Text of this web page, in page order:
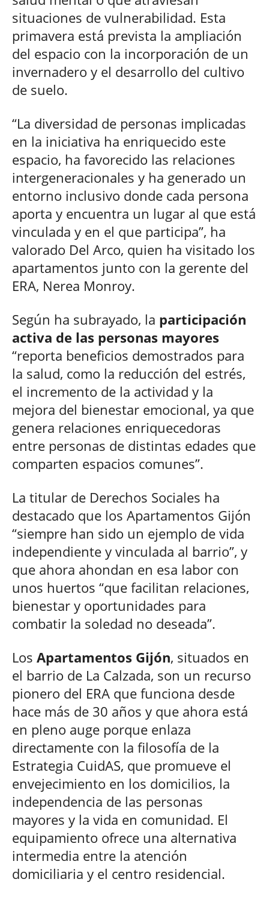
situaciones de vulnerabilidad. Esta
primavera está prevista la ampliación
del espacio con la incorporación de un
invernadero y el desarrollo del cultivo
de suelo.
“La diversidad de personas implicadas
en la iniciativa ha enriquecido este
espacio, ha favorecido las relaciones
intergeneracionales y ha generado un
entorno inclusivo donde cada persona
aporta y encuentra un lugar al que está
vinculada y en el que participa”, ha
valorado Del Arco, quien ha visitado los
apartamentos junto con la gerente del
ERA, Nerea Monroy.
Según ha subrayado, la participación
activa de las personas mayores
“reporta beneficios demostrados para
la salud, como la reducción del estrés,
el incremento de la actividad y la
mejora del bienestar emocional, ya que
genera relaciones enriquecedoras
entre personas de distintas edades que
comparten espacios comunes”.
La titular de Derechos Sociales ha
destacado que los Apartamentos Gijón
“siempre han sido un ejemplo de vida
independiente y vinculada al barrio”, y
que ahora ahondan en esa labor con
unos huertos “que facilitan relaciones,
bienestar y oportunidades para
combatir la soledad no deseada”.
Los Apartamentos Gijón, situados en
el barrio de La Calzada, son un recurso
pionero del ERA que funciona desde
hace más de 30 años y que ahora está
en pleno auge porque enlaza
directamente con la filosofía de la
Estrategia CuidAS, que promueve el
envejecimiento en los domicilios, la
independencia de las personas
mayores y la vida en comunidad. El
equipamiento ofrece una alternativa
intermedia entre la atención
domiciliaria y el centro residencial.